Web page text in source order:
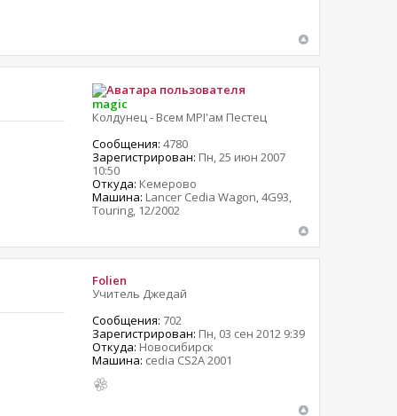
magic
Колдунец - Всем MPI'ам Пестец
Сообщения: 4780
Зарегистрирован: Пн, 25 июн 2007
10:50
Откуда: Кемерово
Машина: Lancer Cedia Wagon, 4G93,
Touring, 12/2002
Folien
Учитель Джедай
Сообщения: 702
Зарегистрирован: Пн, 03 сен 2012 9:39
Откуда: Новосибирск
Машина: cedia CS2A 2001